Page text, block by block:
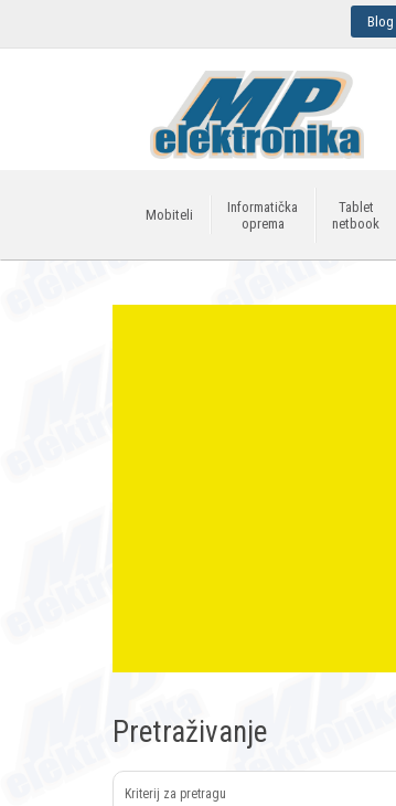
Blog
Mobiteli
Informatička
oprema
Tablet
netbook
Pretraživanje
Kriterij za pretragu